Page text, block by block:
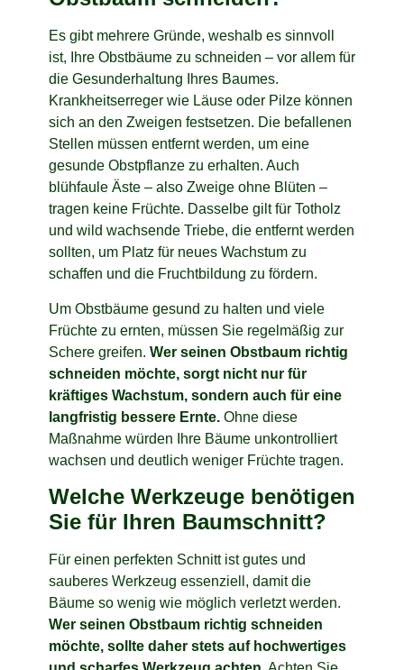
Es gibt mehrere Gründe, weshalb es sinnvoll
ist, Ihre Obstbäume zu schneiden – vor allem für
die Gesunderhaltung Ihres Baumes.
Krankheitserreger wie Läuse oder Pilze können
sich an den Zweigen festsetzen. Die befallenen
Stellen müssen entfernt werden, um eine
gesunde Obstpflanze zu erhalten. Auch
blühfaule Äste – also Zweige ohne Blüten –
tragen keine Früchte. Dasselbe gilt für Totholz
und wild wachsende Triebe, die entfernt werden
sollten, um Platz für neues Wachstum zu
schaffen und die Fruchtbildung zu fördern.
Um Obstbäume gesund zu halten und viele
Früchte zu ernten, müssen Sie regelmäßig zur
Schere greifen. Wer seinen Obstbaum richtig
schneiden möchte, sorgt nicht nur für
kräftiges Wachstum, sondern auch für eine
langfristig bessere Ernte. Ohne diese
Maßnahme würden Ihre Bäume unkontrolliert
wachsen und deutlich weniger Früchte tragen.
Welche Werkzeuge benötigen
Sie für Ihren Baumschnitt?
Für einen perfekten Schnitt ist gutes und
sauberes Werkzeug essenziell, damit die
Bäume so wenig wie möglich verletzt werden.
Wer seinen Obstbaum richtig schneiden
möchte, sollte daher stets auf hochwertiges